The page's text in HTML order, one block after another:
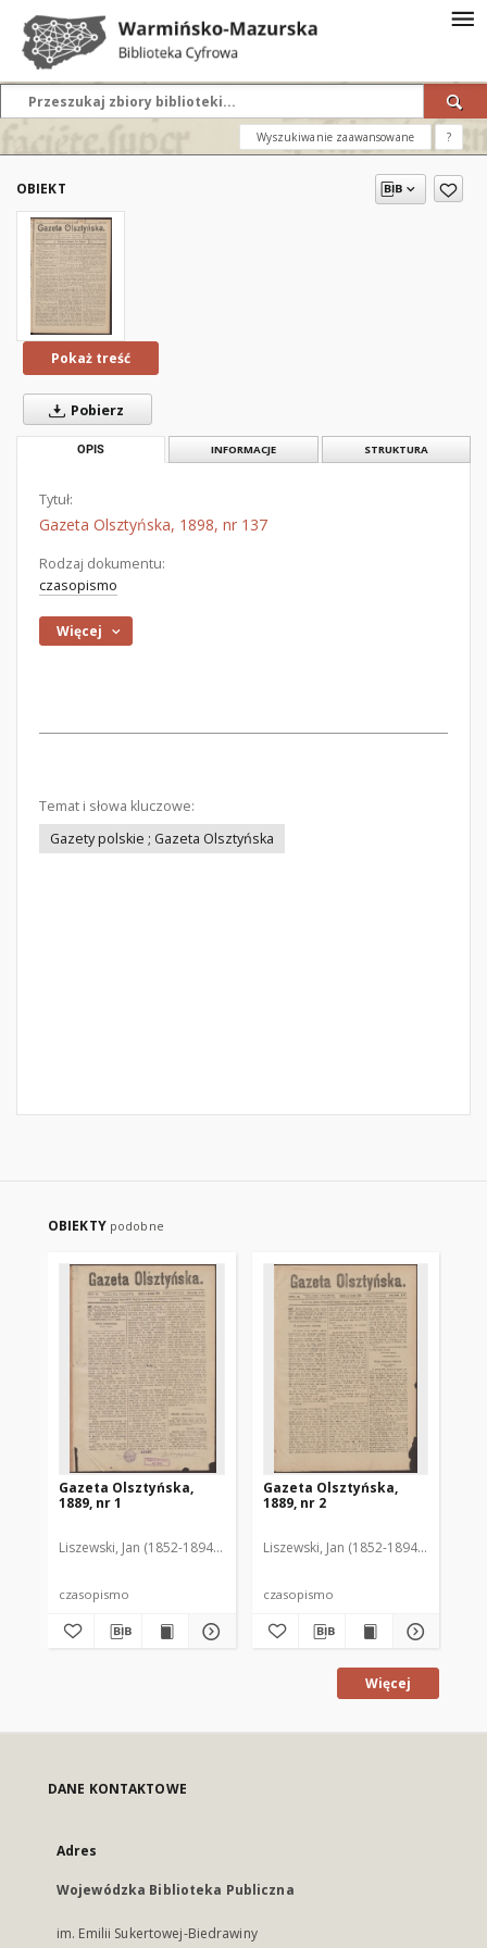
Wyszukiwanie zaawansowane ?
OBIEKT
Pokaż treść
Pobierz
OPIS INFORMACJE STRUKTURA
Tytuł:
Gazeta Olsztyńska, 1898, nr 137
Rodzaj dokumentu:
czasopismo
Więcej
Temat i słowa kluczowe:
Gazety polskie ; Gazeta Olsztyńska
OBIEKTY podobne
Gazeta Olsztyńska,
1889, nr 1
Liszewski, Jan (1852-1894). Red.
czasopismo
Gazeta Olsztyńska,
1889, nr 2
Liszewski, Jan (1852-1894). Red.
czasopismo
Więcej
DANE KONTAKTOWE
Adres
Wojewódzka Biblioteka Publiczna
im. Emilii Sukertowej-Biedrawiny